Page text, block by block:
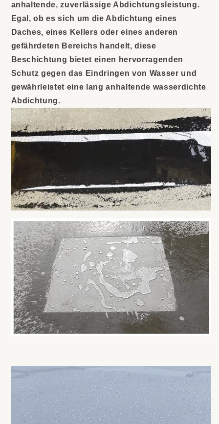
anhaltende, zuverlässige Abdichtungsleistung.
Egal, ob es sich um die Abdichtung eines
Daches, eines Kellers oder eines anderen
gefährdeten Bereichs handelt, diese
Beschichtung bietet einen hervorragenden
Schutz gegen das Eindringen von Wasser und
gewährleistet eine lang anhaltende wasserdichte
Abdichtung.